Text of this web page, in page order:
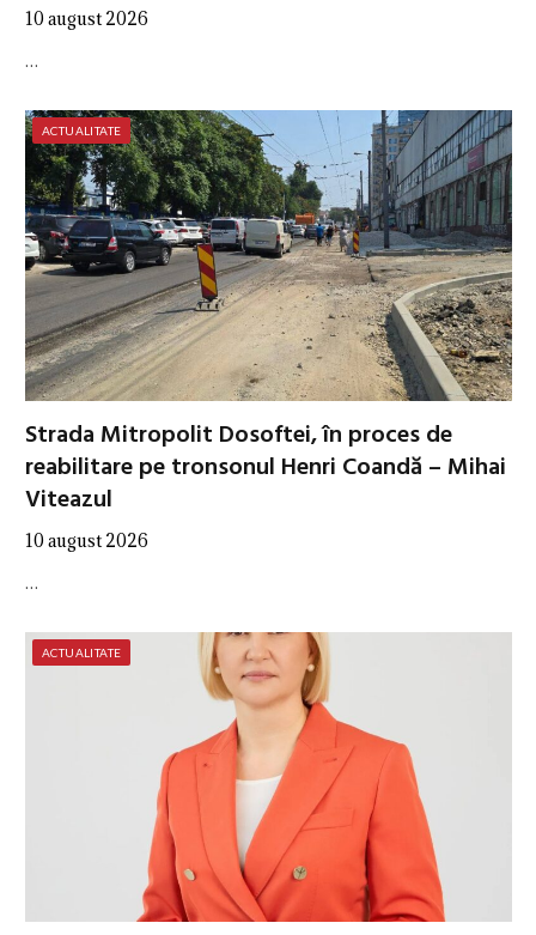
10 august 2026
…
ACTUALITATE
Strada Mitropolit Dosoftei, în proces de
reabilitare pe tronsonul Henri Coandă – Mihai
Viteazul
10 august 2026
…
ACTUALITATE